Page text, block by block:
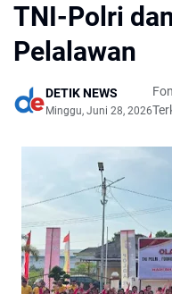
TNI-Polri
Pelalawan
DETIK NEWS
Minggu, Juni 28, 2026